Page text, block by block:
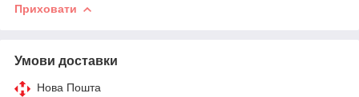
Приховати
Умови доставки
Нова Пошта